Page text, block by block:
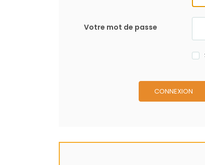
Votre mot de passe
CONNEXION